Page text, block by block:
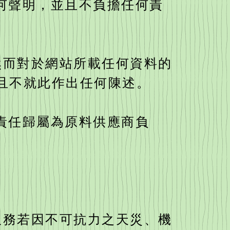
明，並且不負擔任何責
對於網站所載任何資料的
就此作出任何陳述。
歸屬為原料供應商負
若因不可抗力之天災、機